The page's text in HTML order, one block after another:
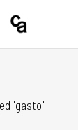
"gasto"